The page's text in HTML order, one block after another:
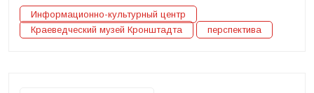
Информационно-культурный центр
Краеведческий музей Кронштадта
перспектива